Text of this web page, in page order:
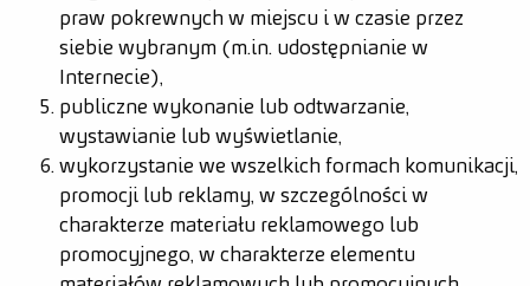
praw pokrewnych w miejscu i w czasie przez
siebie wybranym (m.in. udostępnianie w
Internecie),
publiczne wykonanie lub odtwarzanie,
wystawianie lub wyświetlanie,
wykorzystanie we wszelkich formach komunikacji,
promocji lub reklamy, w szczególności w
charakterze materiału reklamowego lub
promocyjnego, w charakterze elementu